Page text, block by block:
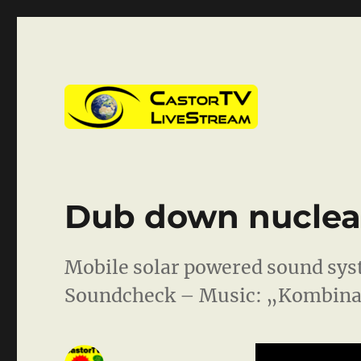
Dub down
Mobile solar powered sound
Soundcheck – Music: